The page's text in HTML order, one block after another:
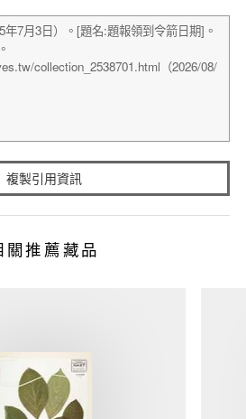
複製引用資訊
關推薦藏品